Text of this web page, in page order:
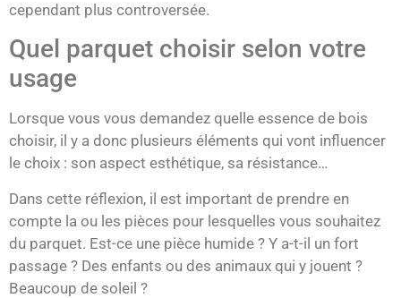
cependant plus controversée.
Quel parquet choisir selon votre
usage
Lorsque vous vous demandez quelle essence de bois
choisir, il y a donc plusieurs éléments qui vont influencer
le choix : son aspect esthétique, sa résistance…
Dans cette réflexion, il est important de prendre en
compte la ou les pièces pour lesquelles vous souhaitez
du parquet. Est-ce une pièce humide ? Y a-t-il un fort
passage ? Des enfants ou des animaux qui y jouent ?
Beaucoup de soleil ?